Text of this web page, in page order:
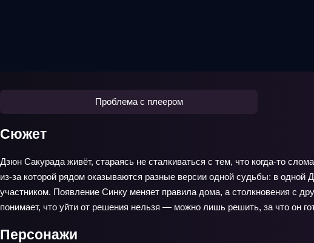
Проблема с плеером
Сюжет
Дзюн Сакурада живёт, стараясь не сталкиваться с тем, что когда‑то
из‑за которой рядом оказываются разные версии одной судьбы: в
участником. Появление Синку меняет правила дома, а столкновения с
понимает, что уйти от решения нельзя — можно лишь решить, за что он
Персонажи